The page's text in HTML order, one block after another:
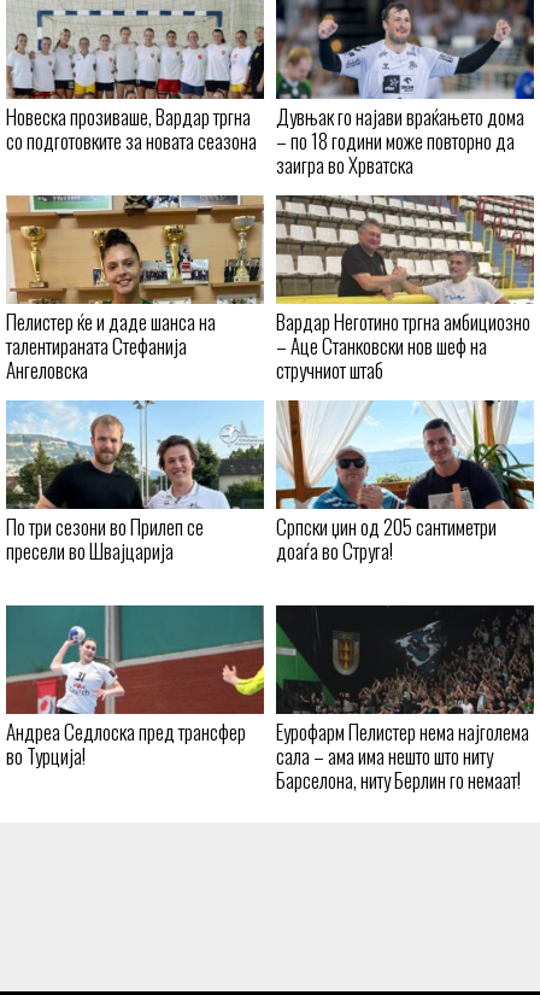
Новеска прозиваше, Вардар тргна
со подготовките за новата сеазона
Дувњак го најави враќањето дома
– по 18 години може повторно да
заигра во Хрватска
Пелистер ќе и даде шанса на
талентираната Стефанија
Ангеловска
Вардар Неготино тргна амбициозно
– Аце Станковски нов шеф на
стручниот штаб
По три сезони во Прилеп се
пресели во Швајцарија
Српски џин од 205 сантиметри
доаѓа во Струга!
Андреа Седлоска пред трансфер
во Турција!
Еурофарм Пелистер нема најголема
сала – ама има нешто што ниту
Барселона, ниту Берлин го немаат!